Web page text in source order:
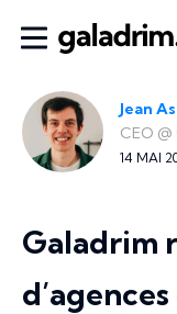
Jean
CEO @
14 MAI
Galadrim